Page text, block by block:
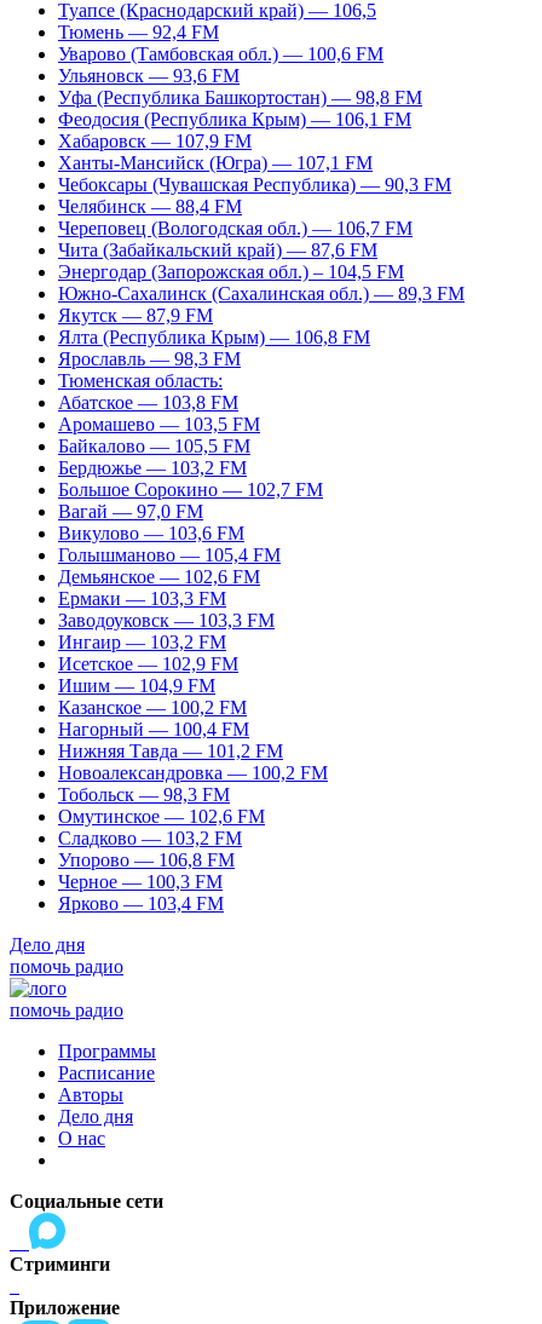
Туапсе (Краснодарский край) — 106,5
Тюмень — 92,4 FM
Уварово (Тамбовская обл.) — 100,6 FM
Ульяновск — 93,6 FM
Уфа (Республика Башкортостан) — 98,8 FM
Феодосия (Республика Крым) — 106,1 FM
Хабаровск — 107,9 FM
Ханты-Мансийск (Югра) — 107,1 FM
Чебоксары (Чувашская Республика) — 90,3 FM
Челябинск — 88,4 FM
Череповец (Вологодская обл.) — 106,7 FM
Чита (Забайкальский край) — 87,6 FM
Энергодар (Запорожская обл.) – 104,5 FM
Южно-Сахалинск (Сахалинская обл.) — 89,3 FM
Якутск — 87,9 FM
Ялта (Республика Крым) — 106,8 FM
Ярославль — 98,3 FM
Тюменская область:
Абатское — 103,8 FM
Аромашево — 103,5 FM
Байкалово — 105,5 FM
Бердюжье — 103,2 FM
Большое Сорокино — 102,7 FM
Вагай — 97,0 FM
Викулово — 103,6 FM
Голышманово — 105,4 FM
Демьянское — 102,6 FM
Ермаки — 103,3 FM
Заводоуковск — 103,3 FM
Ингаир — 103,2 FM
Исетское — 102,9 FM
Ишим — 104,9 FM
Казанское — 100,2 FM
Нагорный — 100,4 FM
Нижняя Тавда — 101,2 FM
Новоалександровка — 100,2 FM
Тобольск — 98,3 FM
Омутинское — 102,6 FM
Сладково — 103,2 FM
Упорово — 106,8 FM
Черное — 100,3 FM
Ярково — 103,4 FM
Дело дня
помочь радио
помочь радио
Программы
Расписание
Авторы
Дело дня
О нас
Социальные сети
Стриминги
Приложение